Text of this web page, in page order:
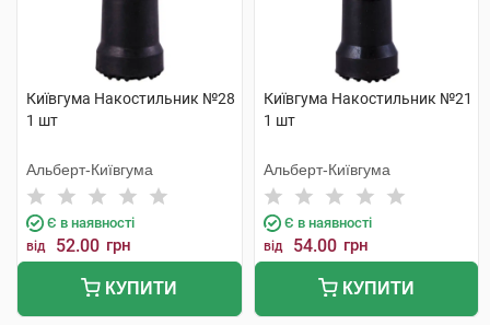
Київгума Накостильник №28
1 шт
Альберт-Київгума
Є в наявності
від 52.00 грн
КУПИТИ
Київгума Накостильник №21
1 шт
Альберт-Київгума
Є в наявності
від 54.00 грн
КУПИТИ